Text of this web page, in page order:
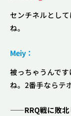
センチネルとし
ね。
Meiy：
被っちゃうんで
ね。2番手ならテ
――RRQ戦に敗北